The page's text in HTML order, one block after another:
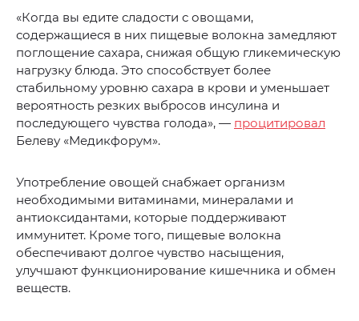
«Когда вы едите сладости с овощами,
содержащиеся в них пищевые волокна замедляют
поглощение сахара, снижая общую гликемическую
нагрузку блюда. Это способствует более
стабильному уровню сахара в крови и уменьшает
вероятность резких выбросов инсулина и
последующего чувства голода», — процитировал
Белеву «Медикфорум».
Употребление овощей снабжает организм
необходимыми витаминами, минералами и
антиоксидантами, которые поддерживают
иммунитет. Кроме того, пищевые волокна
обеспечивают долгое чувство насыщения,
улучшают функционирование кишечника и обмен
веществ.